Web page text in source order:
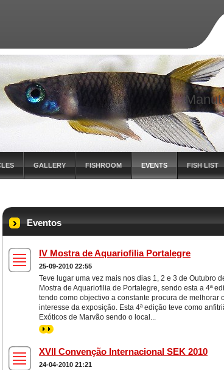
GALLERY FISHROOM EVENTS FISH LIST
Eventos
IV Mostra de Aquariofilia Portalegre
25-09-2010 22:55
Teve lugar uma vez mais nos dias 1, 2 e 3 de Outubro
Mostra de Aquariofilia de Portalegre, sendo esta a 4ª
tendo como objectivo a constante procura de melhorar
interesse da exposição. Esta 4ª edição teve como
Exóticos de Marvão sendo o local...
>>
XVII Convenção Internacional SEK 2010
24-04-2010 21:21